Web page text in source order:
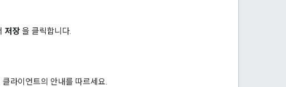
저장 을 클릭합니다.
라이언트의 안내를 따르세요.